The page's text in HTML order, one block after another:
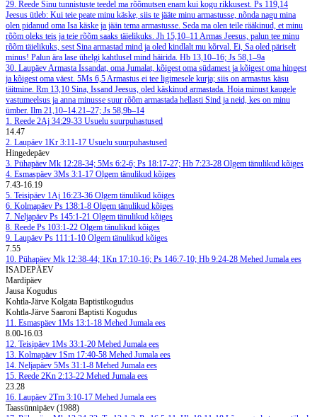
29. Reede Sinu tunnistuste teedel ma rõõmutsen enam kui kogu rikkusest. Ps 119,14
Jeesus ütleb: Kui teie peate minu käske, siis te jääte minu armastusse, nõnda nagu mina
olen pidanud oma Isa käske ja jään tema armastusse. Seda ma olen teile rääkinud, et minu
rõõm oleks teis ja teie rõõm saaks täielikuks. Jh 15,10–11Armas Jeesus, palun tee minu
rõõm täielikuks, sest Sina armastad mind ja oled kindlalt mu kõrval. Ei, Sa oled päriselt
minus! Palun ära lase ühelgi kahtlusel mind häirida. Hb 13,10–16; Js 58,1–9a
30. LaupäevArmasta Issandat, oma Jumalat, kõigest oma südamest ja kõigest oma hingest
ja kõigest oma väest. 5Ms 6,5Armastus ei tee ligimesele kurja; siis on armastus käsu
täitmine. Rm 13,10 Sina, Issand Jeesus, oled käskinud armastada. Hoia minust kaugele
vastumeelsus ja anna minusse suur rõõm armastada hellasti Sind ja neid, kes on minu
ümber. Ilm 21,10–14.21–27; Js 58,9b–14
1. Reede 2Aj 34:29-33 Usuelu suurpuhastused
14.47
2. Laupäev 1Kr 3:11-17 Usuelu suurpuhastused
Hingedepäev
3. Pühapäev Mk 12:28-34; 5Ms 6:2-6; Ps 18:17-27; Hb 7:23-28 Olgem tänulikud kõiges
4. Esmaspäev 3Ms 3:1-17 Olgem tänulikud kõiges
7.43-16.19
5. Teisipäev 1Aj 16:23-36 Olgem tänulikud kõiges
6. Kolmapäev Ps 138:1-8 Olgem tänulikud kõiges
7. Neljapäev Ps 145:1-21 Olgem tänulikud kõiges
8. Reede Ps 103:1-22 Olgem tänulikud kõiges
9. Laupäev Ps 111:1-10 Olgem tänulikud kõiges
7.55
10. Pühapäev Mk 12:38-44; 1Kn 17:10-16; Ps 146:7-10; Hb 9:24-28 Mehed Jumala ees
ISADEPÄEV
Mardipäev
Jausa Kogudus
Kohtla-Järve Kolgata Baptistikogudus
Kohtla-Järve Saaroni Baptisti Kogudus
11. Esmaspäev 1Ms 13:1-18 Mehed Jumala ees
8.00-16.03
12. Teisipäev 1Ms 33:1-20 Mehed Jumala ees
13. Kolmapäev 1Sm 17:40-58 Mehed Jumala ees
14. Neljapäev 5Ms 31:1-8 Mehed Jumala ees
15. Reede 2Kn 2:13-22 Mehed Jumala ees
23.28
16. Laupäev 2Tm 3:10-17 Mehed Jumala ees
Taassünnipäev (1988)